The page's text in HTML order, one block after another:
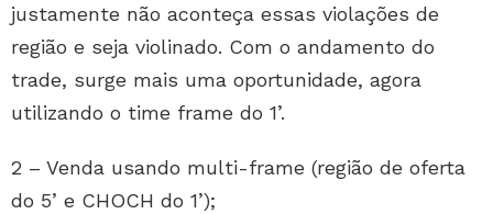
justamente não aconteça essas violações de
região e seja violinado. Com o andamento do
trade, surge mais uma oportunidade, agora
utilizando o time frame do 1’.
2 – Venda usando multi-frame (região de oferta
do 5’ e CHOCH do 1’);